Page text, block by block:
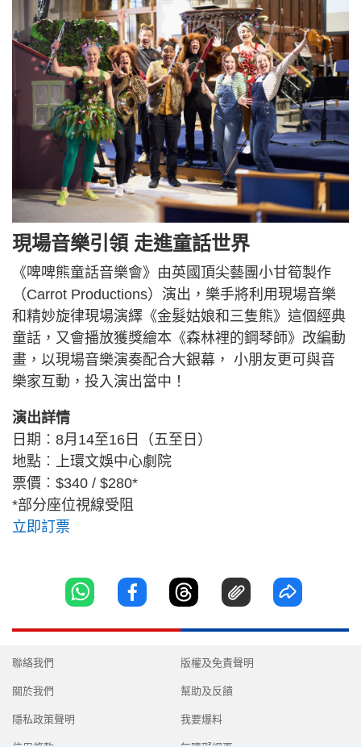
現場音樂引領 走進童話世界
《啤啤熊童話音樂會》由英國頂尖藝團小甘筍製作
（Carrot Productions）演出，樂手將利用現場音樂
和精妙旋律現場演繹《金髮姑娘和三隻熊》這個經典
童話，又會播放獲獎繪本《森林裡的鋼琴師》改編動
畫，以現場音樂演奏配合大銀幕， 小朋友更可與音
樂家互動，投入演出當中！
演出詳情
日期︰8月14至16日（五至日）
地點︰上環文娛中心劇院
票價︰$340 / $280*
*部分座位視線受阻
立即訂票
聯絡我們
關於我們
隱私政策聲明
版權及免責聲明
幫助及反饋
我要爆料